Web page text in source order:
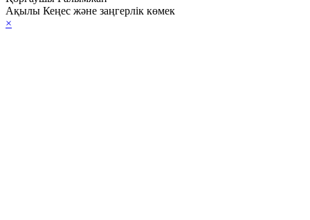
Ақылы Кеңес және заңгерлік көмек
×